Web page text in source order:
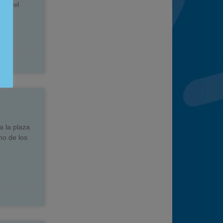
del
la plaza
de los